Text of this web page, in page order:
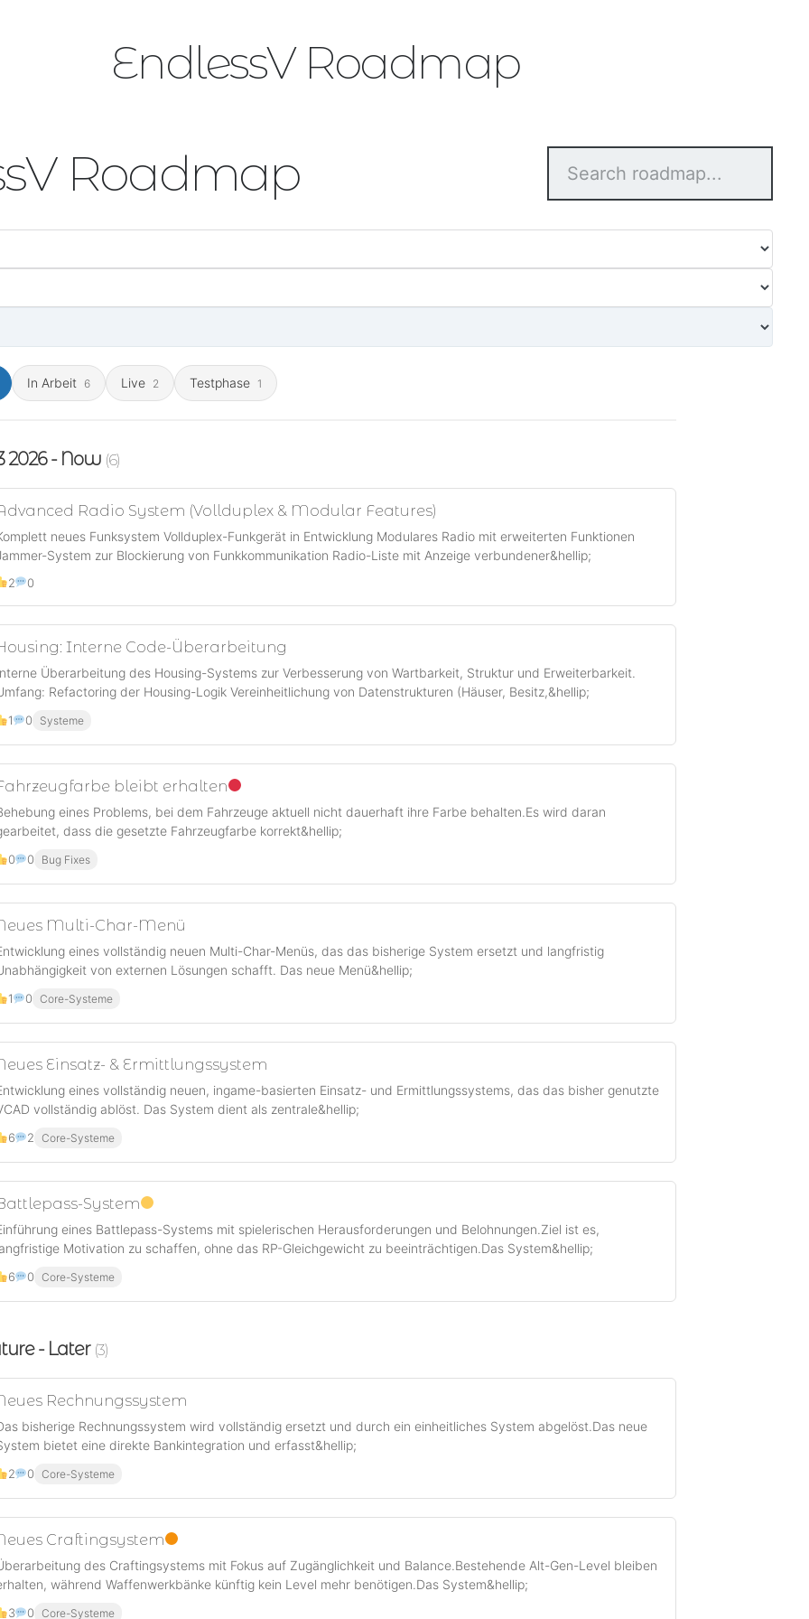
EndlessV Roadmap
Roadmap
In Arbeit 6 Live 2 Testphase 1
2026 - Now (6)
Radio System (Vollduplex & Modular Features)
neues Funksystem Vollduplex-Funkgerät in Entwicklung Modulares Radio mit erweiterten Funktionen
System zur Blockierung von Funkkommunikation Radio-Liste mit Anzeige verbundener&hellip;
2 0
Interne Code-Überarbeitung
Überarbeitung des Housing-Systems zur Verbesserung von Wartbarkeit, Struktur und Erweiterbarkeit.
Refactoring der Housing-Logik Vereinheitlichung von Datenstrukturen (Häuser, Besitz,&hellip;
1 0 Systeme
bleibt erhalten
eines Problems, bei dem Fahrzeuge aktuell nicht dauerhaft ihre Farbe behalten.Es wird daran
dass die gesetzte Fahrzeugfarbe korrekt&hellip;
0 0 Bug Fixes
Multi-Char-Menü
eines vollständig neuen Multi-Char-Menüs, das das bisherige System ersetzt und langfristig
von externen Lösungen schafft. Das neue Menü&hellip;
1 0 Core-Systeme
Einsatz- & Ermittlungs­system
eines vollständig neuen, ingame-basierten Einsatz- und Ermittlungs­systems, das das bisher genutzte
vollständig ablöst. Das System dient als zentrale&hellip;
6 2 Core-Systeme
System
eines Battlepass-Systems mit spielerischen Herausforderungen und Belohnungen.Ziel ist es,
Motivation zu schaffen, ohne das RP-Gleichgewicht zu beeinträchtigen.Das System&hellip;
6 0 Core-Systeme
- Later (3)
Rechnungssystem
bisherige Rechnungssystem wird vollständig ersetzt und durch ein einheitliches System abgelöst.Das neue
bietet eine direkte Bankintegration und erfasst&hellip;
2 0 Core-Systeme
Craftingsystem
des Craftingsystems mit Fokus auf Zugänglichkeit und Balance.Bestehende Alt-Gen-Level bleiben
während Waffenwerkbänke künftig kein Level mehr benötigen.Das System&hellip;
3 0 Core-Systeme